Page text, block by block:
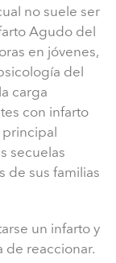
no suele ser
Agudo del
en jóvenes,
del
carga
con infarto
secuelas
de sus familias
un infarto y
de reaccionar.